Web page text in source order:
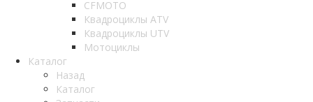
CFMOTO
Квадроциклы ATV
Квадроциклы UTV
Мотоциклы
Каталог
Назад
Каталог